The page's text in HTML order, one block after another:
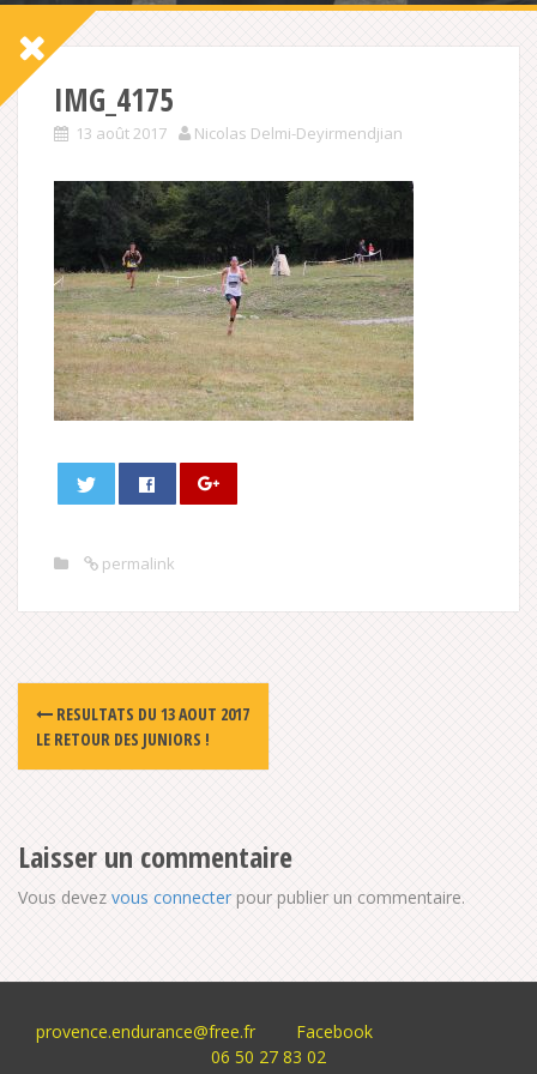
IMG_4175
13 août 2017 Nicolas Delmi-Deyirmendjian
permalink
Post
navigation
RESULTATS DU 13 AOUT 2017
LE RETOUR DES JUNIORS !
Laisser un commentaire
Vous devez vous connecter pour publier un commentaire.
provence.endurance@free.fr
Facebook
06 50 27 83 02